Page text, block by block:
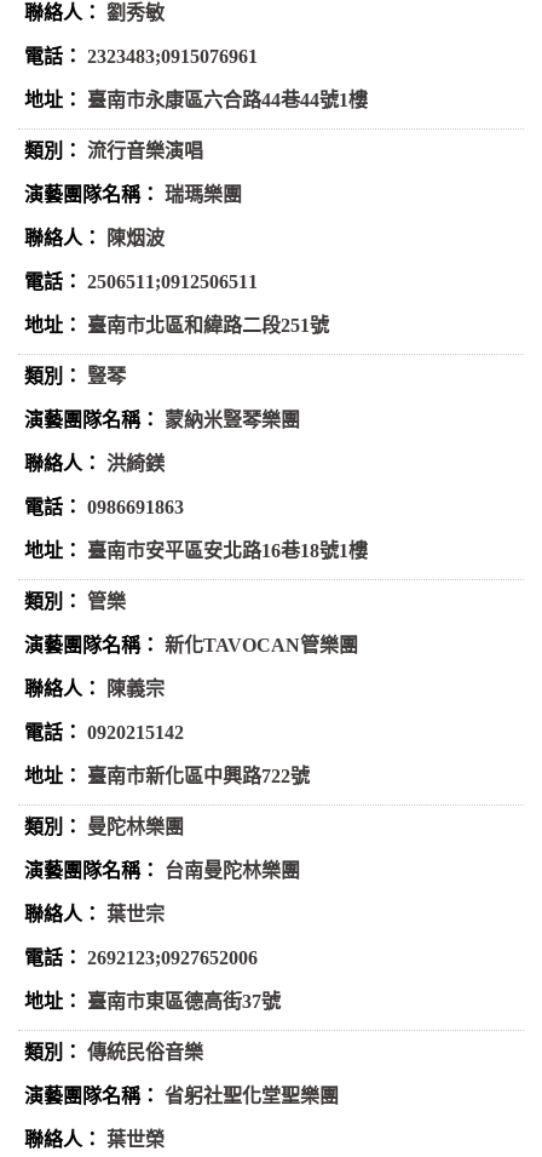
劉秀敏
2323483;0915076961
臺南市永康區六合路44巷44號1樓
流行音樂演唱
瑞瑪樂團
陳烟波
2506511;0912506511
臺南市北區和緯路二段251號
豎琴
蒙納米豎琴樂團
洪綺鎂
0986691863
臺南市安平區安北路16巷18號1樓
管樂
新化TAVOCAN管樂團
陳義宗
0920215142
臺南市新化區中興路722號
曼陀林樂團
台南曼陀林樂團
葉世宗
2692123;0927652006
臺南市東區德高街37號
傳統民俗音樂
省躬社聖化堂聖樂團
葉世榮